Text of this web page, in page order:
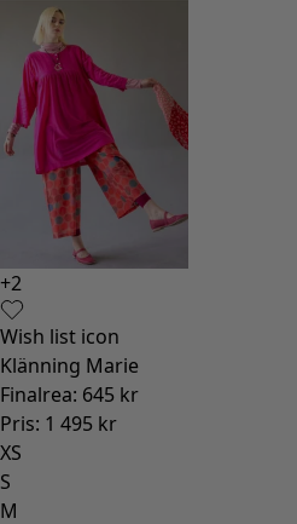
+2
Wish list icon
Klänning Marie
Finalrea: 645 kr
Pris: 1 495 kr
XS
S
M